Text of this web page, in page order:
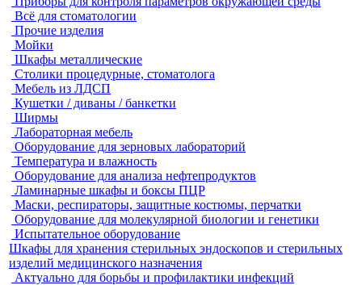
Всё для стоматологии
Прочие изделия
Мойки
Шкафы металлические
Столики процедурные, стоматолога
Мебель из ЛДСП
Кушетки / диваны / банкетки
Ширмы
Лабораторная мебель
Оборудование для зерновых лабораторий
Температура и влажность
Оборудование для анализа нефтепродуктов
Ламинарные шкафы и боксы ПЦР
Маски, респираторы, защитные костюмы, перчатки
Оборудование для молекулярной биологии и генетики
Испытательное оборудование
Шкафы для хранения стерильных эндоскопов и стерильных
изделий медицинского назначения
Актуально для борьбы и профилактики инфекций